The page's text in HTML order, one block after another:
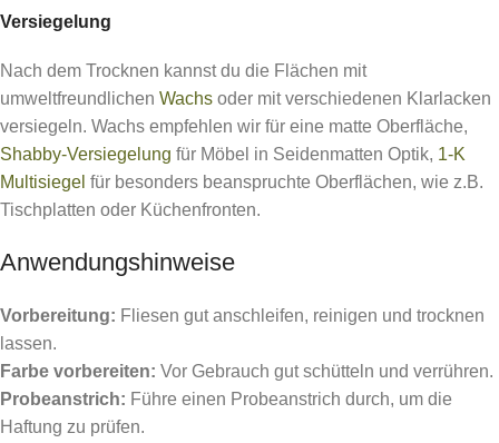
Versiegelung
Nach dem Trocknen kannst du die Flächen mit
umweltfreundlichen Wachs oder mit verschiedenen Klarlacken
versiegeln. Wachs empfehlen wir für eine matte Oberfläche,
Shabby-Versiegelung für Möbel in Seidenmatten Optik, 1-K
Multisiegel für besonders beanspruchte Oberflächen, wie z.B.
Tischplatten oder Küchenfronten.
Anwendungshinweise
Vorbereitung: Fliesen gut anschleifen, reinigen und trocknen
lassen.
Farbe vorbereiten: Vor Gebrauch gut schütteln und verrühren.
Probeanstrich: Führe einen Probeanstrich durch, um die
Haftung zu prüfen.